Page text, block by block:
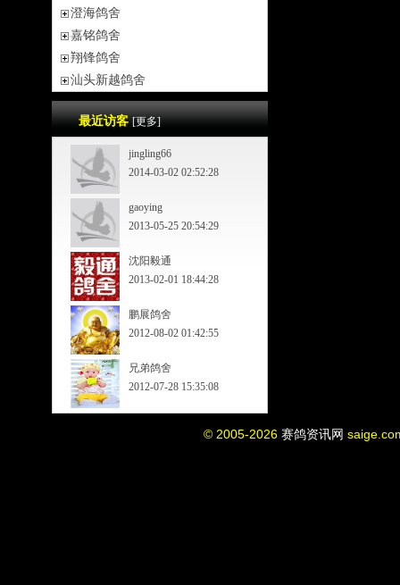
澄海鸽舍
嘉铭鸽舍
翔锋鸽舍
汕头新越鸽舍
最近访客[更多]
jingling66
2014-03-02 02:52:28
gaoying
2013-05-25 20:54:29
沈阳毅通
2013-02-01 18:44:28
鹏展鸽舍
2012-08-02 01:42:55
兄弟鸽舍
2012-07-28 15:35:08
© 2005-2026 赛鸽资讯网